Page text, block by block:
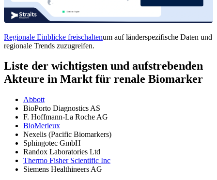
Regionale Einblicke freischaltenum auf länderspezifische Daten und
regionale Trends zuzugreifen.
Liste der wichtigsten und aufstrebenden
Akteure in Markt für renale Biomarker
Abbott
BioPorto Diagnostics AS
F. Hoffmann-La Roche AG
BioMerieux
Nexelis (Pacific Biomarkers)
Sphingotec GmbH
Randox Laboratories Ltd
Thermo Fisher Scientific Inc
Siemens Healthineers AG